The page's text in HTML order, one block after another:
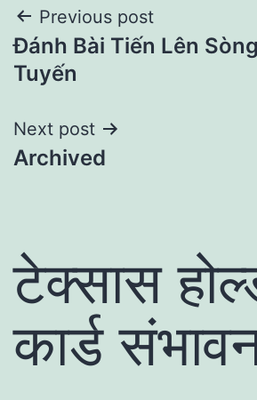
Post
navigation
Previous post
Đánh Bài Tiến Lên
Tuyến
Next post
Archived
टेक्सास
कार्ड